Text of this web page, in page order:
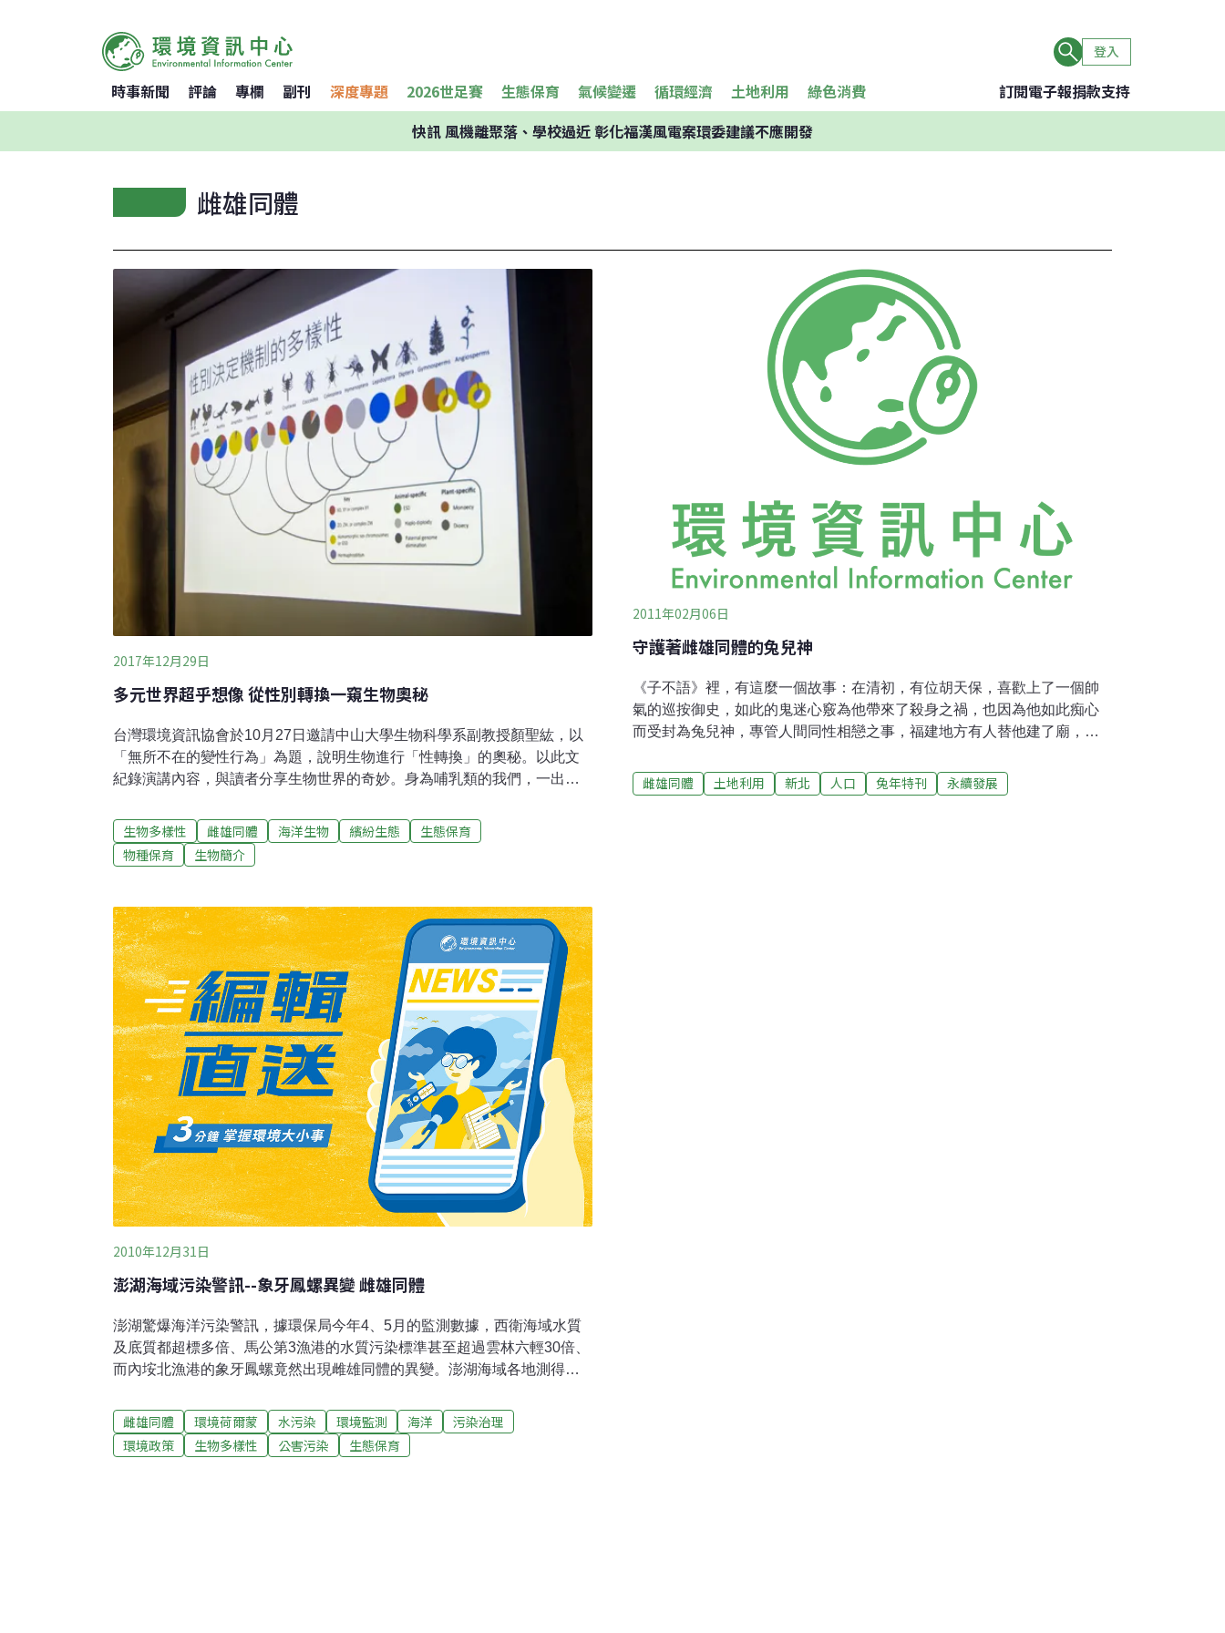
登入
時事新聞 評論 專欄 副刊 深度專題 2026世足賽 生態保育 氣候變遷 循環經濟 土地利用 綠色消費 訂閱電子報捐款支持
快訊風機離聚落、學校過近 彰化福漢風電案環委建議不應開發
雌雄同體
2017年12月29日
多元世界超乎想像 從性別轉換一窺生物奧秘
台灣環境資訊協會於10月27日邀請中山大學生物科學系副教授顏聖紘，以
「無所不在的變性行為」為題，說明生物進行「性轉換」的奧秘。以此文
紀錄演講內容，與讀者分享生物世界的奇妙。身為哺乳類的我們，一出生
族群變化，得以在後天變為雄性，甚至可以再度逆向轉換為雌性，這種現
象稱作「性轉換」。在生物界中常見的雌雄同體在介紹性轉換前，顏聖紘
首先帶領聽眾了解何謂「雌雄同體」（Hermaphrodite）——這個名詞一開
詞變為中性術語。事實上雌雄同體在生物界是很常見的性別呈現樣貌，例
如在你我身邊的許多植物。關於動物，豹紋蛞蝓（Limax maximus）和斑
紋隱小鱂（Kryptolebias marmoratus）都是很值得一提的例子：豹紋蛞蝓
是一種雌雄同體、異體受精的生物，具有極為獨
生物多樣性 雌雄同體 海洋生物 繽紛生態
生態保育
物種保育
生物簡介
2011年02月06日
守護著雌雄同體的兔兒神
《子不語》裡，有這麼一個故事：在清初，有位胡天保，喜歡上了一個帥
氣的巡按御史，如此的鬼迷心竅為他帶來了殺身之禍，也因為他如此痴心
而受封為兔兒神，專管人間同性相戀之事，福建地方有人替他建了廟，果
都會前往祈求庇佑。初次讀到時，覺得這真是一個好浪漫好溫柔的故事，
也恍然大悟為何有人以兔子來指稱同志。而在國民天團五月天走紅之前，
雌雄同體 土地利用 新北 人口 兔年特刊 永續發展
2010年12月31日
澎湖海域污染警訊--象牙鳳螺異變 雌雄同體
澎湖驚爆海洋污染警訊，據環保局今年4、5月的監測數據，西衛海域水質
及底質都超標多倍、馬公第3漁港的水質污染標準甚至超過雲林六輕30倍、
而內垵北漁港的象牙鳳螺竟然出現雌雄同體的異變。澎湖海域各地測得的
準38ug/L甚多。由於三丁基錫為環境荷爾蒙，澎湖海洋生物研究中心在內
垵北漁港接外海處採集到的象牙鳳螺，竟有高達80％以上的雌性象牙鳳螺
出現雄化自然異變現象，海洋污染已出現警訊。澎湖海洋生物研究中心主
雌雄同體 環境荷爾蒙 水污染 環境監測 海洋
污染治理
環境政策
生物多樣性 公害污染 生態保育